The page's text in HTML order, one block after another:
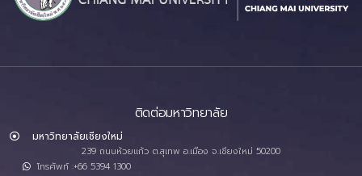
ติดต่อมหาวิทยาลัย
มหาวิทยาลัยเชียงใหม่
239 ถนนห้วยแก้ว ต.สุเทพ อ.เมือง จ.เชียงใหม่ 50200
โทรศัพท์ :+66 5394 1300